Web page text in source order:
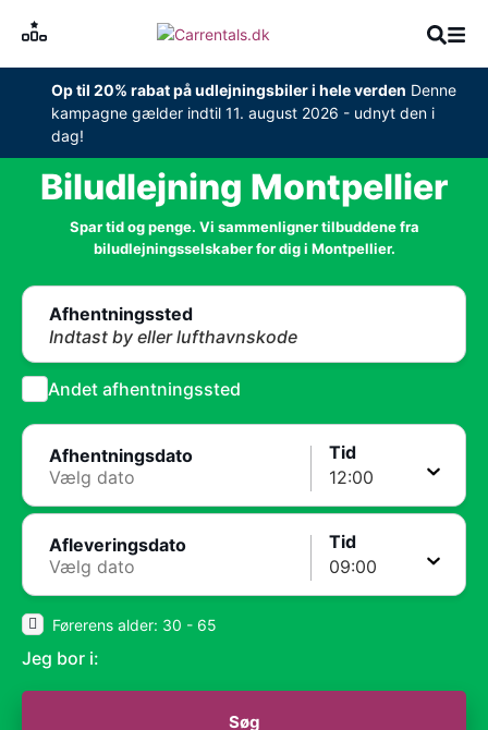
Op til 20% rabat på udlejningsbiler i hele verden Denne
kampagne gælder indtil 11. august 2026 - udnyt den i
dag!
Biludlejning Montpellier
Spar tid og penge. Vi sammenligner tilbuddene fra
biludlejningsselskaber for dig i Montpellier.
Afhentningssted
Indtast by eller lufthavnskode
Andet afhentningssted
Afhentningsdato Tid
Afleveringsdato Tid
Førerens alder: 30 - 65
Jeg bor i:
Søg